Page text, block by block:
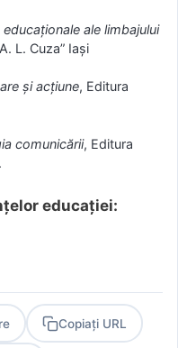
ale limbajului
L. Cuza” Iaşi
şi acţiune, Editura
comunicării, Editura
educației:
Copiați URL